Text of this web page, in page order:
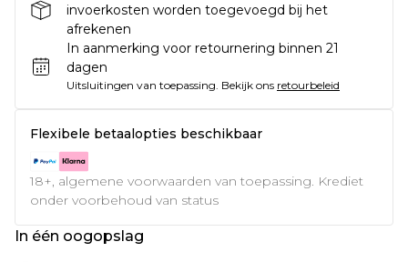
invoerkosten worden toegevoegd bij het
afrekenen
In aanmerking voor retournering binnen 21
dagen
Uitsluitingen van toepassing. Bekijk ons retourbeleid
Flexibele betaalopties beschikbaar
18+, algemene voorwaarden van toepassing. Krediet
onder voorbehoud van status
In één oogopslag